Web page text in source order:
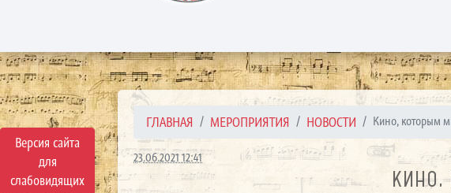
Версия сайта
для
слабовидящих
ГЛАВНАЯ МЕРОПРИЯТИЯ НОВОСТИ Кино, которым
23.06.2021 12:41